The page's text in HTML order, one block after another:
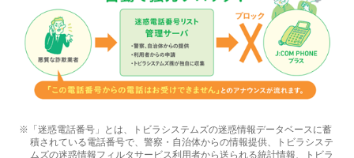
※「迷惑電話番号」とは、トビラシステムズの迷惑情報データベースに蓄
積されている電話番号で、警察・自治体からの情報提供、トビラシステ
ムズの迷惑情報フィルタサービス利用者から送られる統計情報、トビラ